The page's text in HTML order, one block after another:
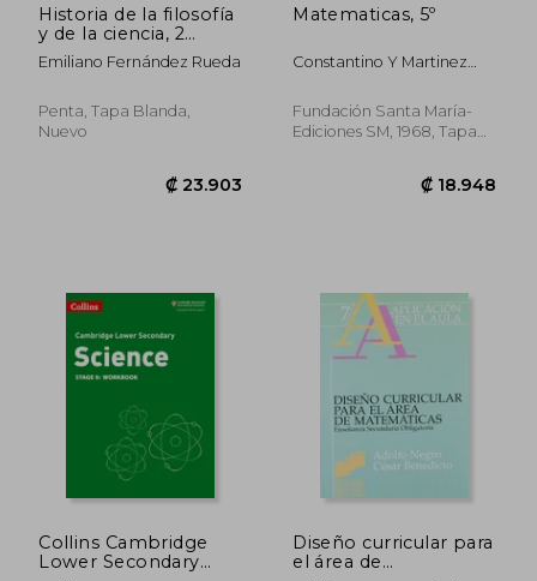
Historia de la filosofía
y de la ciencia, 2
Bachillerato
Emiliano Fernández Rueda
Penta, Tapa Blanda,
Nuevo
Matematicas, 5º
Constantino Y Martinez
Fundación Santa María-
Ediciones SM, 1968, Tapa
Collins Cambridge
Lower Secondary
Diseño curricular para
el área de